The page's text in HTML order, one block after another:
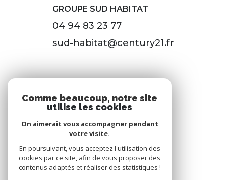
GROUPE SUD HABITAT
04 94 83 23 77
sud-habitat@century21.fr
Espace propriétaire
Comme beaucoup, notre site
utilise les cookies
On aimerait vous accompagner pendant
votre visite.
En poursuivant, vous acceptez l'utilisation des
cookies par ce site, afin de vous proposer des
contenus adaptés et réaliser des statistiques !